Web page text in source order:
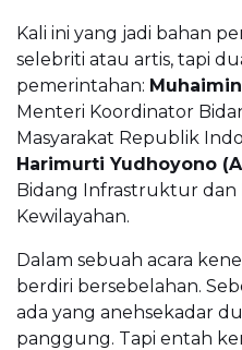
Kali ini yang jadi bahan
selebriti atau artis, tapi
pemerintahan:
Menteri Koordinator
Masyarakat Republik
Harimurti Yudhoyono
Bidang Infrastruktur dan
Kewilayahan.
Dalam sebuah acara
berdiri bersebelahan.
ada yang anehsekadar
panggung. Tapi entah